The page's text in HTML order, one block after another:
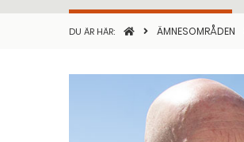
DU ÄR HÄR: STARTSIDANÄMNESOMRÅDEN